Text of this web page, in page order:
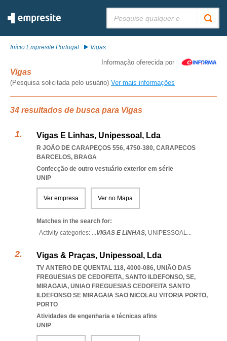
Início Empresite Portugal Vigas
Informação oferecida por
Vigas
(Pesquisa solicitada pelo usuário) Ver mais informações
34 resultados de busca para Vigas
Vigas E Linhas, Unipessoal, Lda
R JOÃO DE CARAPEÇOS 556, 4750-380, CARAPECOS
BARCELOS, BRAGA
Confecção de outro vestuário exterior em série
UNIP
Ver empresa Ver no Mapa
Matches in the search for:
Activity categories: ...VIGAS E LINHAS, UNIPESSOAL...
Vigas & Praças, Unipessoal, Lda
TV ANTERO DE QUENTAL 118, 4000-086, UNIÃO DAS
FREGUESIAS DE CEDOFEITA, SANTO ILDEFONSO, SE,
MIRAGAIA, UNIAO FREGUESIAS CEDOFEITA SANTO
ILDEFONSO SE MIRAGAIA SAO NICOLAU VITORIA PORTO,
PORTO
Atividades de engenharia e técnicas afins
UNIP